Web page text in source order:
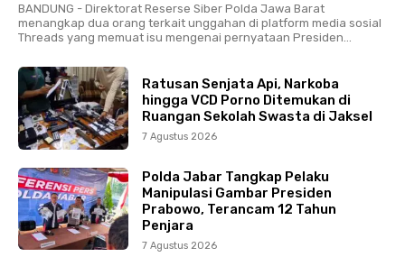
BANDUNG - Direktorat Reserse Siber Polda Jawa Barat
menangkap dua orang terkait unggahan di platform media sosial
Threads yang memuat isu mengenai pernyataan Presiden...
Ratusan Senjata Api, Narkoba
hingga VCD Porno Ditemukan di
Ruangan Sekolah Swasta di Jaksel
7 Agustus 2026
Polda Jabar Tangkap Pelaku
Manipulasi Gambar Presiden
Prabowo, Terancam 12 Tahun
Penjara
7 Agustus 2026